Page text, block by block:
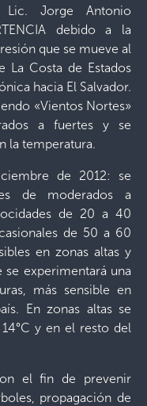
Jorge Antonio
debido a la
que se mueve al
La Costa de Estados
hacia El Salvador.
«Vientos Nortes»
a fuertes y se
la temperatura.
de 2012: se
de moderados a
de 20 a 40
de 50 a 60
en zonas altas y
se experimentará una
más sensible en
En zonas altas se
y en el resto del
el fin de prevenir
propagación de